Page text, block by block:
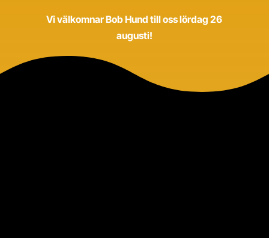
Vi välkomnar Bob Hund till oss lördag 26
augusti!